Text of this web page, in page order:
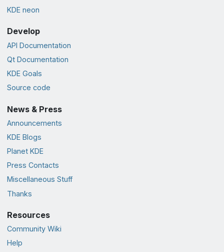
KDE neon
Develop
API Documentation
Qt Documentation
KDE Goals
Source code
News & Press
Announcements
KDE Blogs
Planet KDE
Press Contacts
Miscellaneous Stuff
Thanks
Resources
Community Wiki
Help